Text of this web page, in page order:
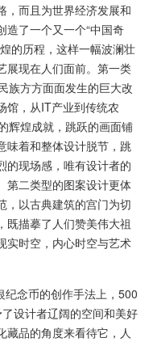
，而且为世界经济发展和
造了一个又一个“中国奇
的历程，这样一幅波澜壮
展现在人们面前。第一类
族方方面面发生的巨大改
馆，从IT产业到传统农
辉煌成就，跳跃的画面铺
味着和整体设计脱节，跳
的现场感，唯有设计者的
第二类型的图案设计更体
，以古典建筑的宫门为切
既描摹了人们赞美伟大祖
实时空，内心时空与艺术
纪念币的创作手法上，500
设计者辽阔的空间和美好
藏品的角度来看待它，人